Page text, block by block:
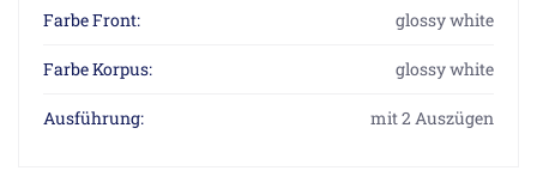
Farbe Front: glossy white
Farbe Korpus: glossy white
Ausführung: mit 2 Auszügen